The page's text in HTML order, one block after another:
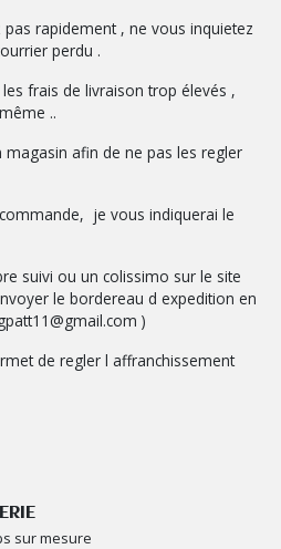
rapidement , ne vous inquietez
perdu .
frais de livraison trop élevés ,
..
afin de ne pas les regler
je vous indiquerai le
suivi ou un colissimo sur le site
le bordereau d expedition en
)
de regler l affranchissement
sur mesure